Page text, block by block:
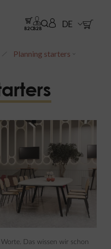
B2CB2B DE
Planning starters
Das wissen wir schon